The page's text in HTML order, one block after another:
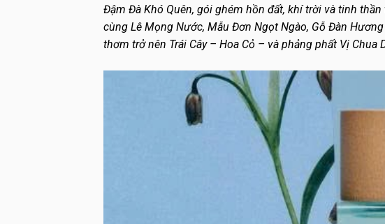
Đậm Đà Khó Quên, gói ghém hồn đất, khí trời và tinh
cùng Lê Mọng Nước, Mẫu Đơn Ngọt Ngào, Gỗ Đàn
thơm trở nên Trái Cây – Hoa Cỏ – và phảng phất Vị Chua